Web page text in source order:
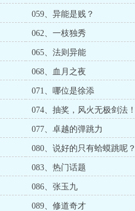
059、异能是贱？
062、一枝独秀
065、法则异能
068、血月之夜
071、哪位是徐添
074、抽奖，风火无极剑法！
077、卓越的弹跳力
080、说好的只有蛤蟆跳呢？
083、热门话题
086、张玉九
089、修道奇才